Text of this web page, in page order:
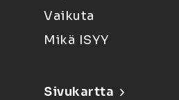
Vaikuta
Mikä ISYY
Sivukartta